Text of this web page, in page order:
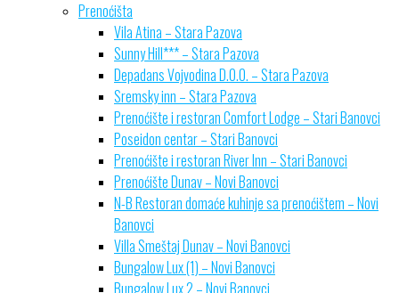
Prenoćišta
Vila Atina – Stara Pazova
Sunny Hill*** – Stara Pazova
Depadans Vojvodina D.O.O. – Stara Pazova
Sremsky inn – Stara Pazova
Prenoćište i restoran Comfort Lodge – Stari Banovci
Poseidon centar – Stari Banovci
Prenoćište i restoran River Inn – Stari Banovci
Prenoćište Dunav – Novi Banovci
N-B Restoran domaće kuhinje sa prenoćištem – Novi
Banovci
Villa Smeštaj Dunav – Novi Banovci
Bungalow Lux (1) – Novi Banovci
Bungalow Lux 2 – Novi Banovci